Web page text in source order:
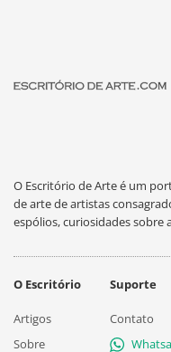
O Escritório de Arte é um
de arte de artistas
espólios, curiosidades sobre
O Escritório
Artigos
Sobre
Suporte
Contato